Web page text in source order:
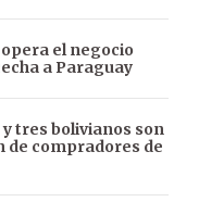
el negocio
a Paraguay
tres bolivianos son
de compradores de